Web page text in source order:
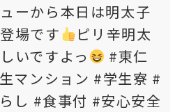
ーから本日は明太子
場です
ピリ辛明太
いですよっ
#東仁
マンション #学生寮 #
し #食事付 #安心安全